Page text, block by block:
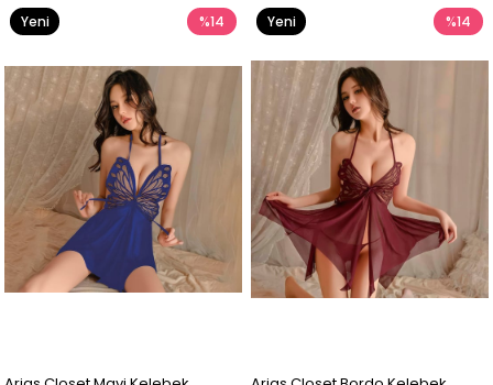
%14
Yeni
%14
Yeni